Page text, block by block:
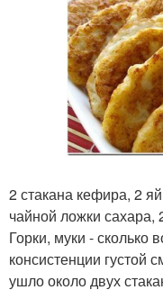
2 стакана кефира, 2
чайной ложки сахара,
Горки, муки - сколько
консистенции густой
ушло около двух